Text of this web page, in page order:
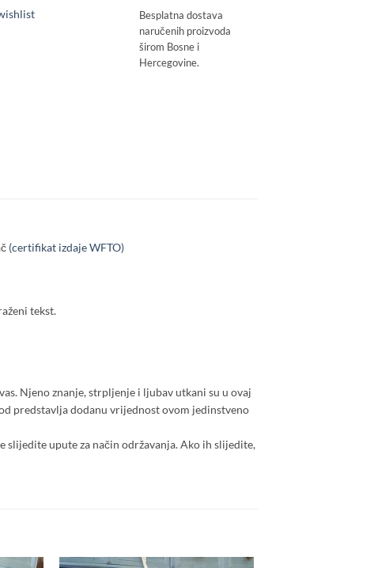
Besplatna dostava
naručenih proizvoda
širom Bosne i
Hercegovine.
(certifikat izdaje WFTO)
tekst.
Njeno znanje, strpljenje i ljubav utkani su u ovaj
predstavlja dodanu vrijednost ovom jedinstveno
slijedite upute za način održavanja. Ako ih slijedite,